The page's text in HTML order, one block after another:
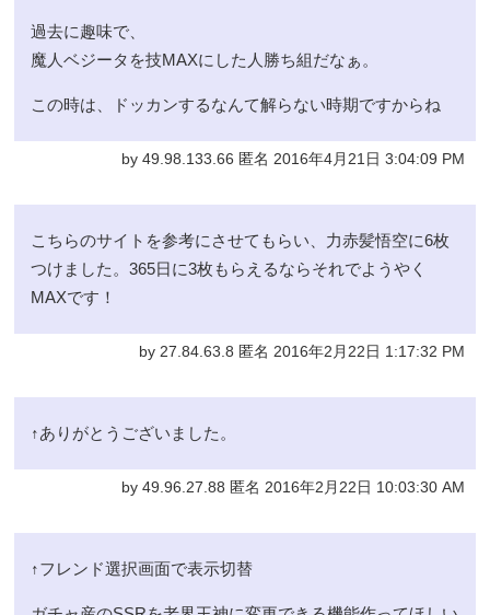
過去に趣味で、
魔人ベジータを技MAXにした人勝ち組だなぁ。
この時は、ドッカンするなんて解らない時期ですからね
by 49.98.133.66 匿名 2016年4月21日 3:04:09 PM
こちらのサイトを参考にさせてもらい、力赤髪悟空に6枚
つけました。365日に3枚もらえるならそれでようやく
MAXです！
by 27.84.63.8 匿名 2016年2月22日 1:17:32 PM
↑ありがとうございました。
by 49.96.27.88 匿名 2016年2月22日 10:03:30 AM
↑フレンド選択画面で表示切替